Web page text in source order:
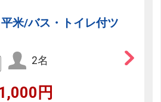
米/バス・トイレ付ツ
2名
円